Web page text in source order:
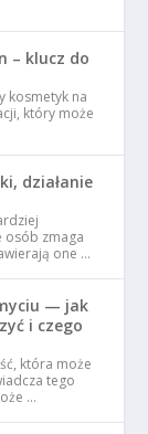
– klucz do
kosmetyk na
który może
działanie
osób zmaga
one …
— jak
i czego
która może
tego
…